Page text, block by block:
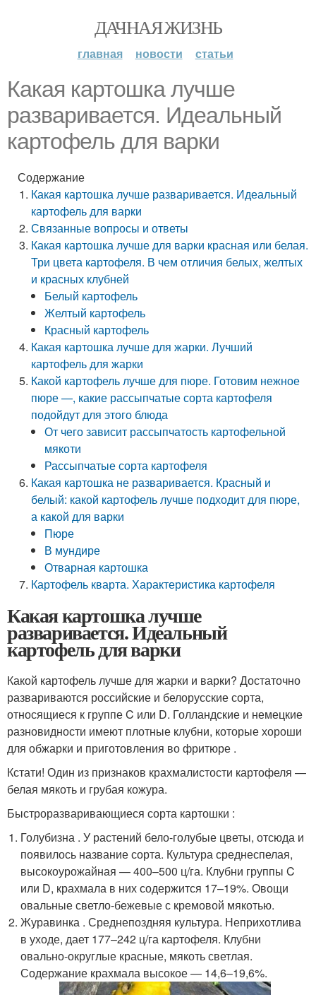
ДАЧНАЯ ЖИЗНЬ
главная новости статьи
Какая картошка лучше
разваривается. Идеальный
картофель для варки
Содержание
Какая картошка лучше разваривается. Идеальный
картофель для варки
Связанные вопросы и ответы
Какая картошка лучше для варки красная или белая.
Три цвета картофеля. В чем отличия белых, желтых
и красных клубней
Белый картофель
Желтый картофель
Красный картофель
Какая картошка лучше для жарки. Лучший
картофель для жарки
Какой картофель лучше для пюре. Готовим нежное
пюре —, какие рассыпчатые сорта картофеля
подойдут для этого блюда
От чего зависит рассыпчатость картофельной
мякоти
Рассыпчатые сорта картофеля
Какая картошка не разваривается. Красный и
белый: какой картофель лучше подходит для пюре,
а какой для варки
Пюре
В мундире
Отварная картошка
Картофель кварта. Характеристика картофеля
Какая картошка лучше
разваривается. Идеальный
картофель для варки
Какой картофель лучше для жарки и варки? Достаточно
развариваются российские и белорусские сорта,
относящиеся к группе C или D. Голландские и немецкие
разновидности имеют плотные клубни, которые хороши
для обжарки и приготовления во фритюре .
Кстати! Один из признаков крахмалистости картофеля —
белая мякоть и грубая кожура.
Быстроразваривающиеся сорта картошки :
Голубизна . У растений бело-голубые цветы, отсюда и
появилось название сорта. Культура среднеспелая,
высокоурожайная — 400–500 ц/га. Клубни группы C
или D, крахмала в них содержится 17–19%. Овощи
овальные светло-бежевые с кремовой мякотью.
Журавинка . Среднепоздняя культура. Неприхотлива
в уходе, дает 177–242 ц/га картофеля. Клубни
овально-округлые красные, мякоть светлая.
Содержание крахмала высокое — 14,6–19,6%.